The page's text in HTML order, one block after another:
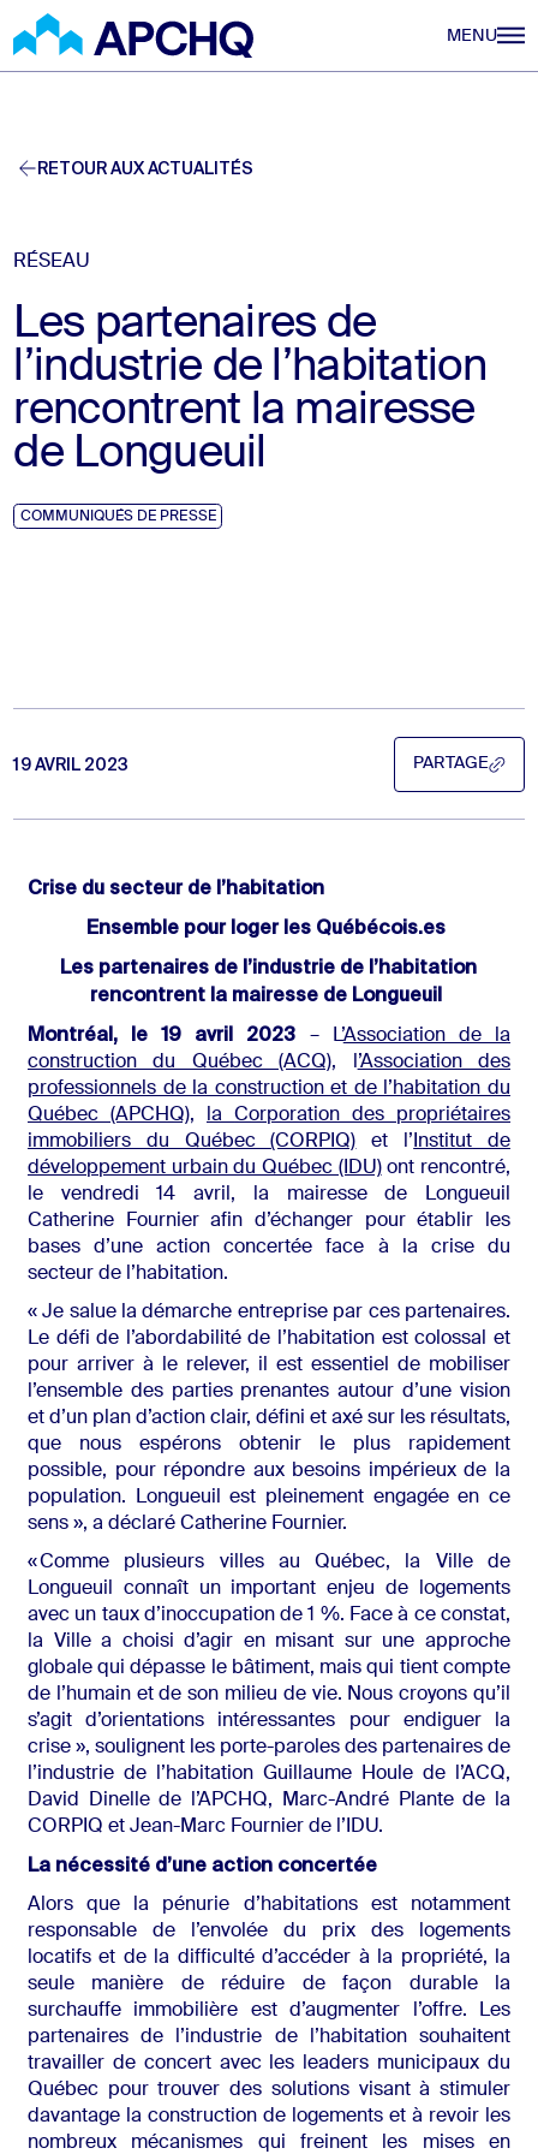
MENU
RETOUR AUX ACTUALITÉS
RÉSEAU
Les partenaires de
l’industrie de l’habitation
rencontrent la mairesse
de Longueuil
COMMUNIQUÉS DE PRESSE
19 AVRIL 2023 PARTAGE
PARTAGE
Crise du secteur de l’habitation
Ensemble pour loger les Québécois.es
Les partenaires de l’industrie de l’habitation
rencontrent la mairesse de Longueuil
Montréal, le 19 avril 2023 – L’Association de la
construction du Québec (ACQ), l’Association des
professionnels de la construction et de l’habitation du
Québec (APCHQ), laCorporation des propriétaires
immobiliers du Québec (CORPIQ) et l’Institut de
développement urbain du Québec (IDU) ont rencontré,
le vendredi 14 avril, la mairesse de Longueuil
Catherine Fournier afin d’échanger pour établir les
bases d’une action concertée face à la crise du
secteur de l’habitation.
« Je salue la démarche entreprise par ces partenaires.
Le défi de l’abordabilité de l’habitation est colossal et
pour arriver à le relever, il est essentiel de mobiliser
l’ensemble des parties prenantes autour d’une vision
et d’un plan d’action clair, défini et axé sur les résultats,
que nous espérons obtenir le plus rapidement
possible, pour répondre aux besoins impérieux de la
population. Longueuil est pleinement engagée en ce
sens », a déclaré Catherine Fournier.
« Comme plusieurs villes au Québec, la Ville de
Longueuil connaît un important enjeu de logements
avec un taux d’inoccupation de 1 %. Face à ce constat,
la Ville a choisi d’agir en misant surune approche
globale qui dépasse le bâtiment, mais qui tient compte
de l’humain et de son milieu de vie. Nous croyons qu’il
s’agit d’orientations intéressantes pour endiguer la
crise», soulignent les porte-paroles des partenaires de
l’industrie de l’habitation Guillaume Houle de l’ACQ,
David Dinelle de l’APCHQ, Marc-André Plante de la
CORPIQ et Jean-Marc Fournier de l’IDU.
La nécessité d’une action concertée
Alors que la pénurie d’habitations est notamment
responsable de l’envolée du prix des logements
locatifs et de la difficulté d’accéder à la propriété, la
seule manière de réduire de façon durable la
surchauffe immobilière est d’augmenter l’offre. Les
partenaires de l’industrie de l’habitation souhaitent
travailler de concert avec les leaders municipaux du
Québec pour trouver des solutions visant à stimuler
davantage la construction de logements et à revoir les
nombreux mécanismes qui freinent les mises en